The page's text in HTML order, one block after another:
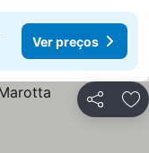
Ver preços
Partilhar